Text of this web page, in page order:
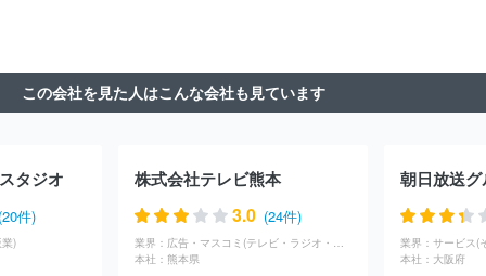
この会社を見た人はこんな会社も見ています
タジオ
件)
)
株式会社テレビ熊本
3.0 (24件)
業界：
広告・マスコミ(テレビ・ラジオ・放送)
本社： 熊本県
業界： サービス(
本社： 大阪府